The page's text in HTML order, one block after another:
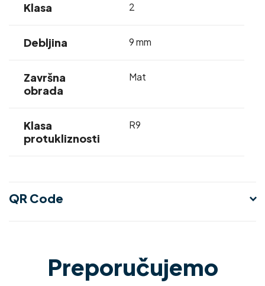
Klasa 2
Debljina 9 mm
Završna
obrada
Mat
Klasa
protukliznosti
R9
QR Code
Preporučujemo